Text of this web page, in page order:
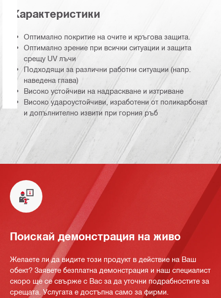
Характеристики
Оптимално покритие на очите и кръгова защита.
Оптимално зрение при всички ситуации и защита
срещу UV лъчи
Подходящи за различни работни ситуации (напр.
наведена глава)
Високо устойчиви на надраскване и изтриване
Високо удароустойчиви, изработени от поликарбонат
и допълнително извити при горния ръб
Поискай демонстрация на живо
Желаете ли да видите този продукт в действие на Ваш
обект? Заявете безплатна демонстрация и наш специалист
скоро ще се свърже с Вас за да уточни подрабностите за
срещата. Услугата е достъпна само за фирми.